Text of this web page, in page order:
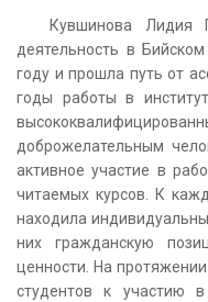
Кувшинова Лидия
деятельность в
году и прошла путь от
годы работы в
доброжелательным
активное участие в
читаемых курсов. К
находила
них гражданскую
ценности. На
студентов к участию